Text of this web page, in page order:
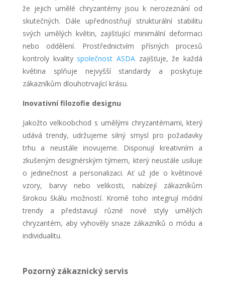
že jejich umělé chryzantémy jsou k nerozeznání od
skutečných. Dále upřednostňují strukturální stabilitu
svých umělých květin, zajišťující minimální deformaci
nebo oddělení. Prostřednictvím přísných procesů
kontroly kvality společnost ASDA zajišťuje, že každá
květina splňuje nejvyšší standardy a poskytuje
zákazníkům dlouhotrvající krásu.
Inovativní filozofie designu
Jakožto velkoobchod s umělými chryzantémami, který
udává trendy, udržujeme silný smysl pro požadavky
trhu a neustále inovujeme. Disponují kreativním a
zkušeným designérským týmem, který neustále usiluje
o jedinečnost a personalizaci. Ať už jde o květinové
vzory, barvy nebo velikosti, nabízejí zákazníkům
širokou škálu možností. Kromě toho integrují módní
trendy a představují různé nové styly umělých
chryzantém, aby vyhověly snaze zákazníků o módu a
individualitu.
Pozorný zákaznický servis